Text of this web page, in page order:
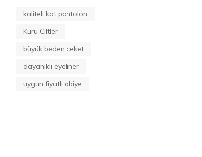
kaliteli kot pantolon
Kuru Ciltler
büyük beden ceket
dayanıklı eyeliner
uygun fiyatlı abiye